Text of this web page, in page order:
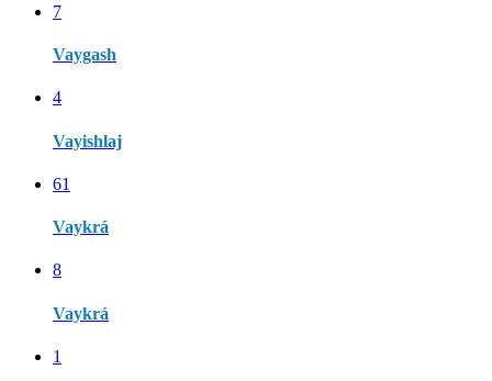
7
Vaygash
4
Vayishlaj
61
Vaykrá
8
Vaykrá
1